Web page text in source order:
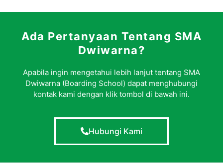
Ada Pertanyaan Tentang SMA
Dwiwarna?
Apabila ingin mengetahui lebih lanjut tentang SMA
Dwiwarna (Boarding School) dapat menghubungi
kontak kami dengan klik tombol di bawah ini.
Hubungi Kami